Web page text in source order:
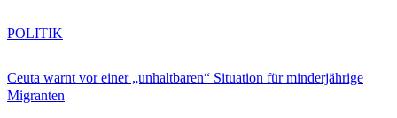
Ceuta warnt vor einer „unhaltbaren“ Situation für minderjährige
Migranten
POLITIK